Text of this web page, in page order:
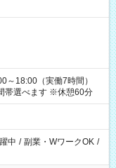
～18:00（実働7時間）
帯選べます ※休憩60分
中 / 副業・WワークOK /